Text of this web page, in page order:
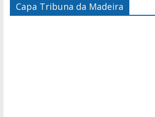
Capa Tribuna da Madeira